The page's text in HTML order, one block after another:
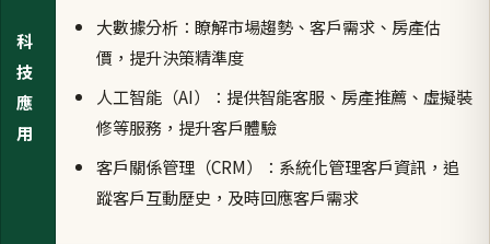
科
技
應
用
大數據分析：瞭解市場趨勢、客戶需求、房產估
價，提升決策精準度
人工智能（AI）：提供智能客服、房產推薦、虛擬裝
修等服務，提升客戶體驗
客戶關係管理（CRM）：系統化管理客戶資訊，追
蹤客戶互動歷史，及時回應客戶需求